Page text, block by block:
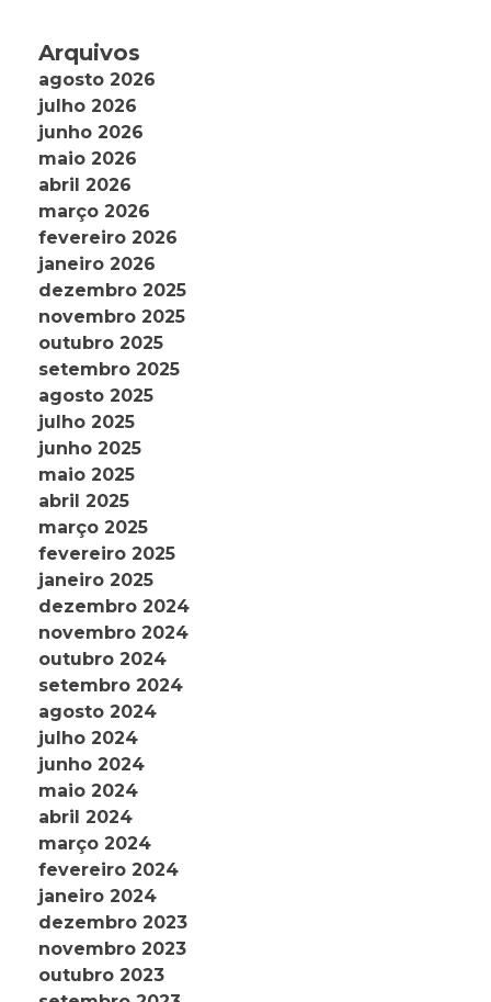
Arquivos
agosto 2026
julho 2026
junho 2026
maio 2026
abril 2026
março 2026
fevereiro 2026
janeiro 2026
dezembro 2025
novembro 2025
outubro 2025
setembro 2025
agosto 2025
julho 2025
junho 2025
maio 2025
abril 2025
março 2025
fevereiro 2025
janeiro 2025
dezembro 2024
novembro 2024
outubro 2024
setembro 2024
agosto 2024
julho 2024
junho 2024
maio 2024
abril 2024
março 2024
fevereiro 2024
janeiro 2024
dezembro 2023
novembro 2023
outubro 2023